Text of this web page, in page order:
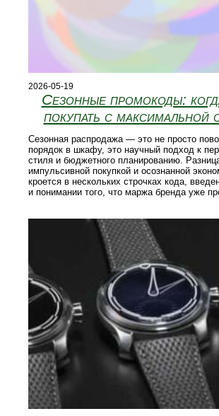
2026-05-19
Сезонные промокоды:
покупать с максимальной
Сезонная распродажа — это не просто
порядок в шкафу, это научный подход к
стиля и бюджетного планированию.
импульсивной покупкой и осознанной
кроется в нескольких строчках кода,
и понимании того, что маржа бренда уже